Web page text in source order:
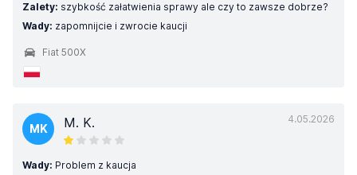
Zalety: szybkość załatwienia sprawy ale czy to zawsze dobrze?
Wady: zapomnijcie i zwrocie kaucji
Fiat 500X
4.05.2026
MK M. K.
Wady: Problem z kaucja